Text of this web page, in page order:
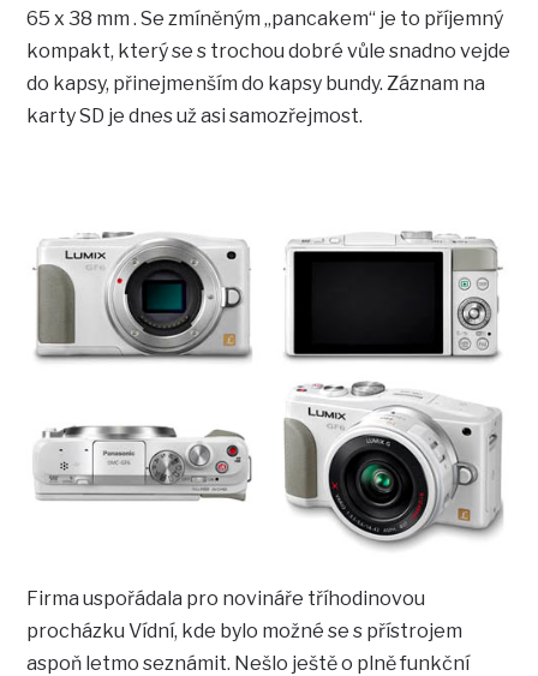
65 x 38 mm . Se zmíněným „pancakem“ je to příjemný
kompakt, který se s trochou dobré vůle snadno vejde
do kapsy, přinejmenším do kapsy bundy. Záznam na
karty SD je dnes už asi samozřejmost.
Firma uspořádala pro novináře tříhodinovou
procházku Vídní, kde bylo možné se s přístrojem
aspoň letmo seznámit. Nešlo ještě o plně funkční